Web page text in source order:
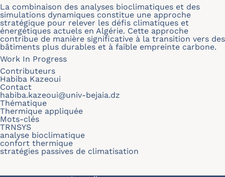
La combinaison des analyses bioclimatiques et des
simulations dynamiques constitue une approche
stratégique pour relever les défis climatiques et
énergétiques actuels en Algérie. Cette approche
contribue de manière significative à la transition vers des
bâtiments plus durables et à faible empreinte carbone.
Work In Progress
Contributeurs
Habiba Kazeoui
Contact
habiba.kazeoui@univ-bejaia.dz
Thématique
Thermique appliquée
Mots-clés
TRNSYS
analyse bioclimatique
confort thermique
stratégies passives de climatisation